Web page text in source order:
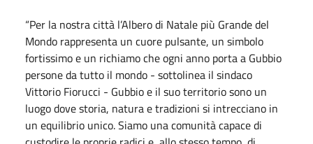
“Per la nostra città l’Albero di Natale più Grande del
Mondo rappresenta un cuore pulsante, un simbolo
fortissimo e un richiamo che ogni anno porta a Gubbio
persone da tutto il mondo - sottolinea il sindaco
Vittorio Fiorucci - Gubbio e il suo territorio sono un
luogo dove storia, natura e tradizioni si intrecciano in
un equilibrio unico. Siamo una comunità capace di